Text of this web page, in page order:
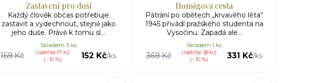
Zastavení pro duši
Každý člověk občas potřebuje
zastavit a vydechnout, stejně jako
jeho duše. Právě k tomu sl...
169 Kč
Ušetříte 17 Kč
(- 10 %)
152 Kč/ks
Skladem 3 ks
Honsigova cesta
Pátrání po obětech „krvavého léta“
1945 přivádí pražského studenta na
Vysočinu. Zapadá ale...
369 Kč
Ušetříte 38 Kč
(- 10 %)
331 Kč/ks
Skladem 1 ks